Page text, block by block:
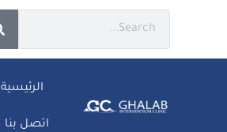
الرئيسية
اتصل بنا